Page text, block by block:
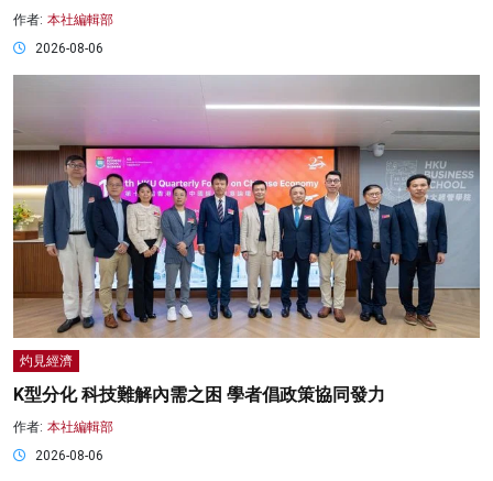
作者: 本社編輯部
2026-08-06
灼見經濟
K型分化 科技難解內需之困 學者倡政策協同發力
作者: 本社編輯部
2026-08-06